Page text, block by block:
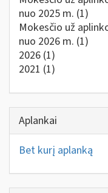
nuo 2025 m. (1)
Mokesčio už
nuo 2026 m. (1)
2026 (1)
2021 (1)
Aplankai
Bet kurį aplanką